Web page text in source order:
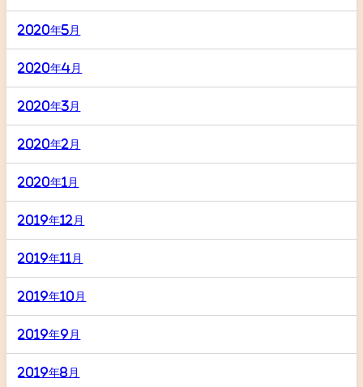
2020年5月
2020年4月
2020年3月
2020年2月
2020年1月
2019年12月
2019年11月
2019年10月
2019年9月
2019年8月